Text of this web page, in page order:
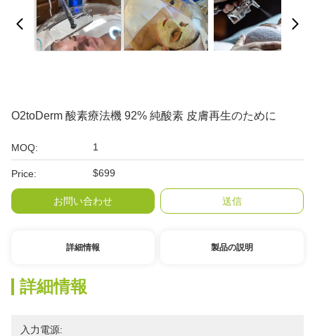
O2toDerm 酸素療法機 92% 純酸素 皮膚再生のために
MOQ: 1
Price: $699
お問い合わせ 送信
詳細情報 製品の説明
詳細情報
入力電源: